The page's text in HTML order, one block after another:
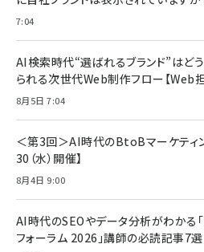
年後半、あなたの恋
￥880
Amazonランキング
【New】Amazon
レイヤー
￥6,980
Anker Soundcore
全ワイヤレスイヤホ
ング/マルチポイント
Anker PowerLine
ケーブル Anker絡ま
ド付き USB PD対応
17 / 16 / 15 /
ケーブル Anker絡ま
17 / 16 / 15 /
Pro/Air 各種対応
￥1,890
キャンペーン】
￥4,857
7:04
AI検索時代“選ばれるブランド”はど
られる次世代Web制作フロー【Web
8月5日 7:04
＜第3回＞AI時代のBtoBマーケティン
30（水）開催】
8月4日 9:00
AI時代のSEOやデータ分析がわかる
フォーラム 2026」講師の必読記事7選